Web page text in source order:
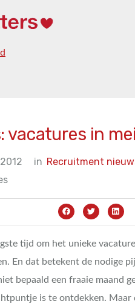
vacatures in
in Recruitment
tijd om het unieke
En dat betekent de nodige
bepaald een fraaie maand
is te ontdekken. Maar